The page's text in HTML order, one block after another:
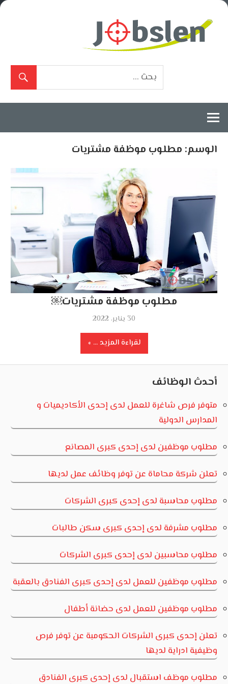
Skip
الوسم: مطلوب موظفة مشتريات
مطلوب موظفة مشتريات￼
30 يناير، 2022
لقراءة المزيد ...
أحدث الوظائف
متوفر فرص شاغرة للعمل لدى إحدى الأكاديميات و
المدارس الدولية
مطلوب موظفين لدى إحدى كبرى المصانع
تعلن شركة محاماة عن توفر وظائف عمل لديها
مطلوب محاسبة لدى إحدى كبرى الشركات
مطلوب مشرفة لدى إحدى كبرى سكن طالبات
مطلوب محاسبين لدى إحدى كبرى الشركات
مطلوب موظفين للعمل لدى إحدى كبرى الفنادق بالعقبة
مطلوب موظفين للعمل لدى حضانة أطفال
تعلن إحدى كبرى الشركات الحكومبة عن توفر فرص
وظيفية ادراية لديها
مطلوب موظف استقبال لدى إحدى كبرى الفنادق